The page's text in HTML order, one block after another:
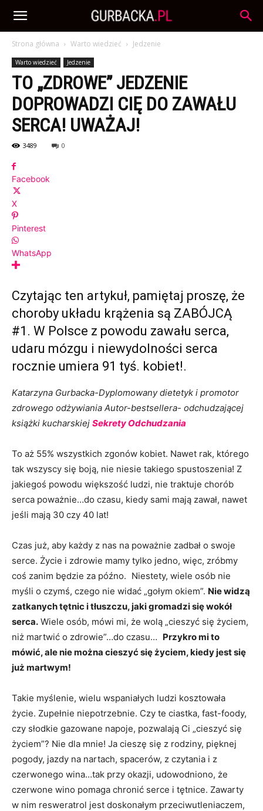
Strona główna Warto wiedzieć Jedzenie
Warto wiedzieć Jedzenie
TO „ZDROWE” JEDZENIE
DOPROWADZI CIĘ DO ZAWAŁU
SERCA! UWAŻAJ!
3489 0
Facebook
X
Pinterest
WhatsApp
Czytając ten artykuł, pamiętaj proszę, że
choroby układu krążenia są ZABÓJCĄ
#1. W Polsce z powodu zawału serca,
udaru mózgu i niewydolności serca
rocznie umiera 91 tyś. kobiet!.
Katarzyna Gurbacka-Dyplomowany dietetyk i promotor
zdrowego odżywiania Autor-bestsellera- odchudzającej
książki kucharskiej Sekrety Odchudzania
To aż 55% wszystkich zgonów kobiet. Nawet rak, którego
tak wszyscy się boją, nie niesie takiego spustoszenia! Z
jakiegoś powodu większość ludzi, nie traktuje chorób
serca poważnie…do czasu, kiedy sami mają zawał, nawet
jeśli mają 30 czy 40 lat!
Czas już, aby każdy z nas na poważnie zadbał o swoje
serce. Życie i zdrowie mamy tylko jedno, więc, zróbmy
coś zanim będzie za późno. Niestety, wiele osób nie
myśli o czymś, czego nie widać „gołym okiem”. Nie widzą
zatkanych tętnic i tłuszczu, jaki gromadzi się wokół
serca. Wiele osób, mówi mi, że wolą „cieszyć się życiem,
niż martwić o zdrowie”…do czasu… Przykro mi to
mówić, ale nie można cieszyć się życiem, kiedy jest się
już martwym!
Takie myślenie, wielu wspaniałych ludzi kosztowała
życie. Zupełnie niepotrzebnie. Czy te ciastka, fast-foody,
czy słodkie gazowane napoje, pozwalają Ci „cieszyć się
życiem”? Nie dla mnie! Ja cieszę się z rodziny, pięknej
pogody, jazdy na nartach, spacerów, z czytania i z
czerwonego wina…tak przy okazji, udowodniono, że
czerwone wino pomaga chronić serce i tętnice. Zawarty
w nim resweratrol jest doskonałym przeciwutleniaczem,